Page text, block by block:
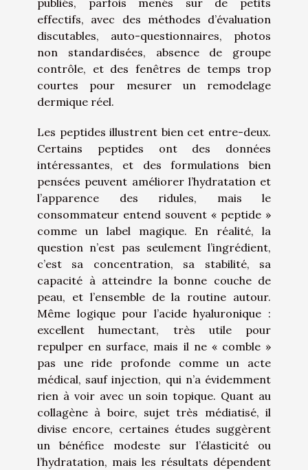
publiés, parfois menés sur de petits
effectifs, avec des méthodes d’évaluation
discutables, auto-questionnaires, photos
non standardisées, absence de groupe
contrôle, et des fenêtres de temps trop
courtes pour mesurer un remodelage
dermique réel.
Les peptides illustrent bien cet entre-deux.
Certains peptides ont des données
intéressantes, et des formulations bien
pensées peuvent améliorer l’hydratation et
l’apparence des ridules, mais le
consommateur entend souvent « peptide »
comme un label magique. En réalité, la
question n’est pas seulement l’ingrédient,
c’est sa concentration, sa stabilité, sa
capacité à atteindre la bonne couche de
peau, et l’ensemble de la routine autour.
Même logique pour l’acide hyaluronique :
excellent humectant, très utile pour
repulper en surface, mais il ne « comble »
pas une ride profonde comme un acte
médical, sauf injection, qui n’a évidemment
rien à voir avec un soin topique. Quant au
collagène à boire, sujet très médiatisé, il
divise encore, certaines études suggèrent
un bénéfice modeste sur l’élasticité ou
l’hydratation, mais les résultats dépendent